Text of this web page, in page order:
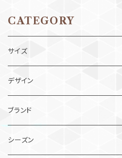
CATEGORY
サイズ
ベビー（80cm以下）
90cm
100cm
デザイン
ワンピース
ジャンスカ
ブランド
スーリー
シーズン